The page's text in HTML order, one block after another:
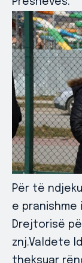
Për të
e
Drejtorisë
znj.Valdete
theksuar